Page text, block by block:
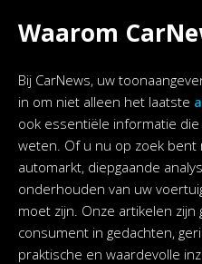
Waarom
Bij CarNews, uw
in om niet alleen het laatste
ook essentiële informatie
weten. Of u nu op zoek
automarkt, diepgaande
onderhouden van uw
moet zijn. Onze artikelen
consument in gedachten,
praktische en waardevolle